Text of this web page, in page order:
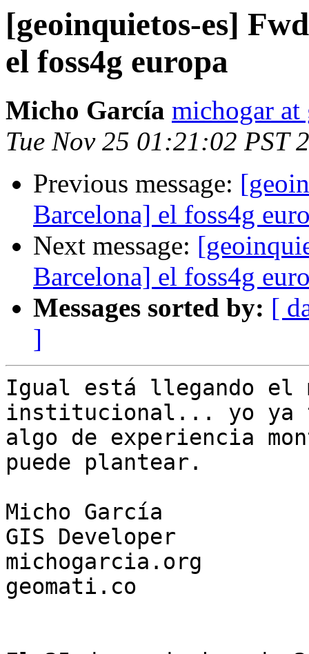
[geoinquietos-es]
el foss4g europa
Micho García michogar
Tue Nov 25 01:21:02 PST
Previous message:
Barcelona] el foss4g
Next message:
Barcelona] el foss4g
Messages sorted by: [
]
Igual está llegando el
institucional... yo ya
algo de experiencia
puede plantear.
Micho García
GIS Developer
michogarcia.org
geomati.co